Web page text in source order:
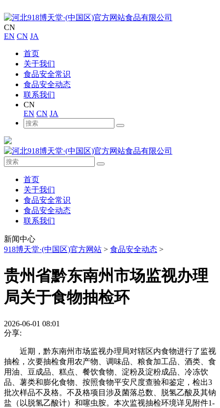
CN
EN CN JA
首页
关于我们
食品安全常识
食品安全动态
联系我们
CN
EN CN JA
首页
关于我们
食品安全常识
食品安全动态
联系我们
新闻中心
918博天堂·(中国区)官方网站 > 食品安全动态 >
贵州省黔东南州市场监视办理
局关于食物抽检环
2026-06-01 08:01
分享:
近期，黔东南州市场监视办理局对辖区内食物进行了监视
抽检，次要抽检食用农产物、调味品、粮食加工品、酒类、食
用油、豆成品、糕点、餐饮食物、淀粉及淀粉成品、冷冻饮
品、薯类和膨化食物、按照食物平安尺度查验和鉴定，检出3
批次样品不及格。不及格项目涉及菌落总数、脱氢乙酸及其钠
盐（以脱氢乙酸计）和噻虫胺。本次监视抽检环境详见附件1-